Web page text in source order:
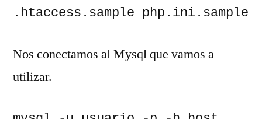
.htaccess.sample php.ini.sample
Nos conectamos al Mysql que vamos a
utilizar.